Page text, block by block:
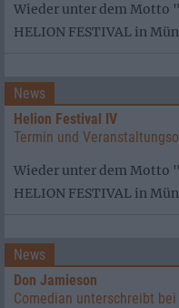
Wieder unter dem Motto
HELION FESTIVAL in
News
Helion Festival IV
Termin und
Wieder unter dem Motto
HELION FESTIVAL in
News
Don Jamieson
Comedian unterschreibt